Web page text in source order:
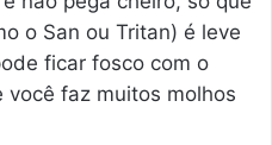
o San ou Tritan) é leve
ficar fosco com o
você faz muitos molhos